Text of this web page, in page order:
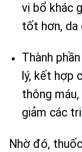
vị bổ khác
tốt hơn, da
Thành
lý, kết hợp
thông
giảm các
Nhờ đó,